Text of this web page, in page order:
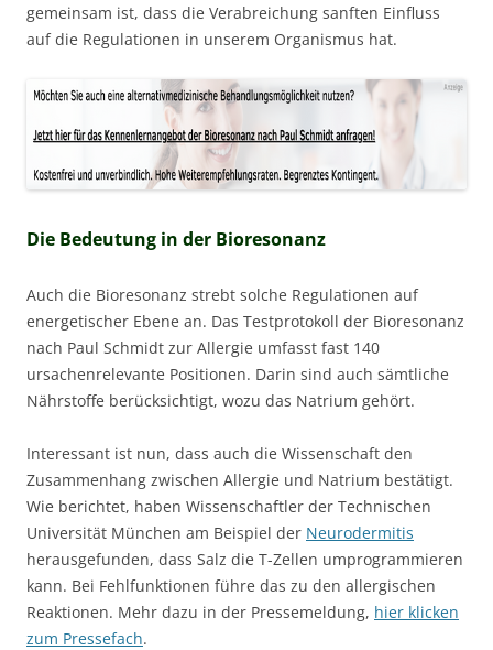
gemeinsam ist, dass die Verabreichung sanften Einfluss
auf die Regulationen in unserem Organismus hat.
Die Bedeutung in der Bioresonanz
Auch die Bioresonanz strebt solche Regulationen auf
energetischer Ebene an. Das Testprotokoll der Bioresonanz
nach Paul Schmidt zur Allergie umfasst fast 140
ursachenrelevante Positionen. Darin sind auch sämtliche
Nährstoffe berücksichtigt, wozu das Natrium gehört.
Interessant ist nun, dass auch die Wissenschaft den
Zusammenhang zwischen Allergie und Natrium bestätigt.
Wie berichtet, haben Wissenschaftler der Technischen
Universität München am Beispiel der Neurodermitis
herausgefunden, dass Salz die T-Zellen umprogrammieren
kann. Bei Fehlfunktionen führe das zu den allergischen
Reaktionen. Mehr dazu in der Pressemeldung, hier klicken
zum Pressefach.